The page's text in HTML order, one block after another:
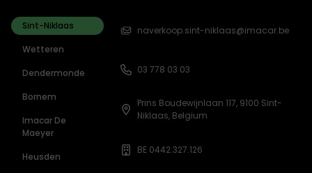
Sint-Niklaas
Wetteren
Dendermonde
Bornem
Imacar De
Maeyer
Heusden
naverkoop.sint-niklaas@imacar.be
03 778 03 03
Prins Boudewijnlaan 117, 9100 Sint-
Niklaas, Belgium
BE 0442.327.126